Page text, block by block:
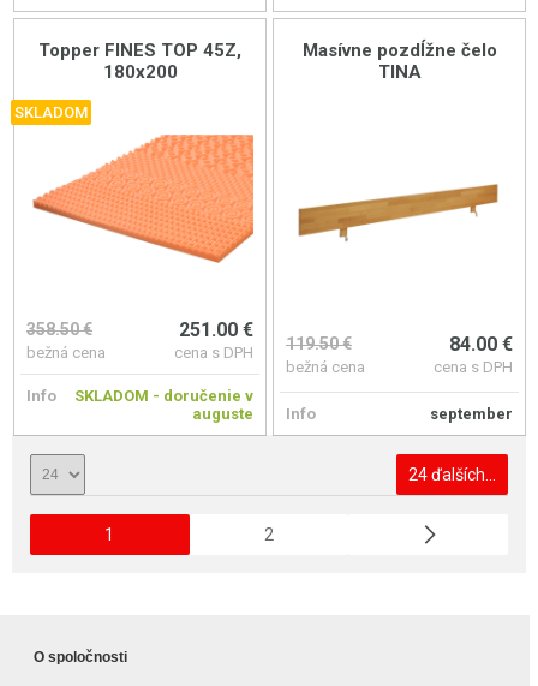
Topper FINES TOP 45Z,
180x200
SKLADOM
358.50 €
bežná cena
251.00 €
cena s DPH
Info
SKLADOM - doručenie v
auguste
Masívne pozdĺžne čelo
TINA
119.50 €
bežná cena
84.00 €
cena s DPH
Info september
24 ďalších...
1 2
O spoločnosti